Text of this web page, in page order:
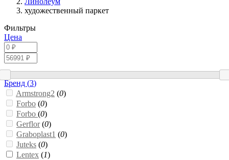
художественный паркет
Фильтры
Цена
Бренд (3)
Armstrong2 (0)
Forbo (0)
Forbo (0)
Gerflor(0)
Graboplast1 (0)
Juteks (0)
Lentex (1)